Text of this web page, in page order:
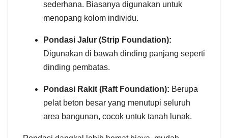
sederhana. Biasanya digunakan untuk
menopang kolom individu.
Pondasi Jalur (Strip Foundation):
Digunakan di bawah dinding panjang seperti
dinding pembatas.
Pondasi Rakit (Raft Foundation): Berupa
pelat beton besar yang menutupi seluruh
area bangunan, cocok untuk tanah lunak.